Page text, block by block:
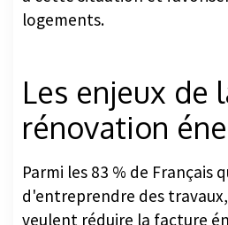
rénovation
Parmi les 83 % de Français
d'entreprendre des travaux,
veulent réduire la facture
travaux réalisés leur